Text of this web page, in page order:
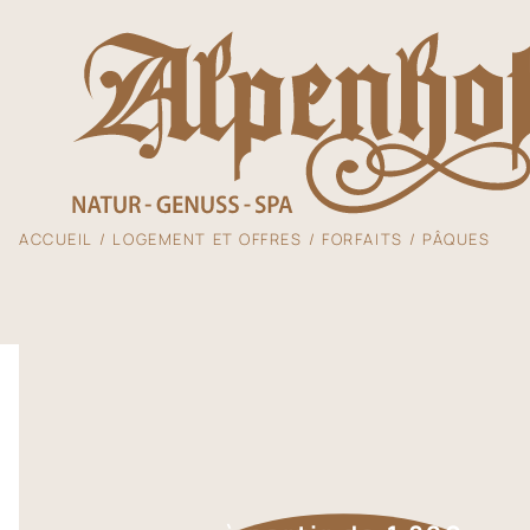
Plaisir
ACCUEIL LOGEMENT ET OFFRES FORFAITS PÂQUES